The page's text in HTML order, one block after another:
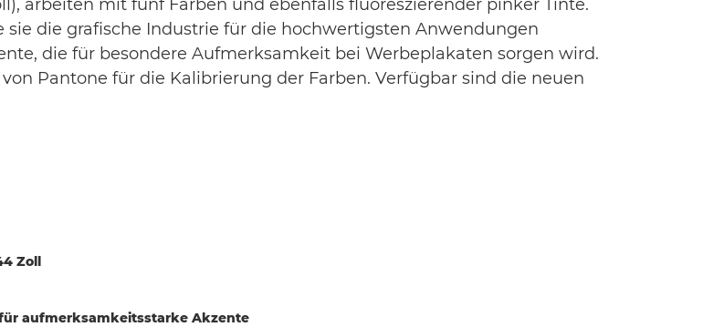
arbeiten mit fünf Farben und ebenfalls fluoreszierender pinker Tinte.
die grafische Industrie für die hochwertigsten Anwendungen
die für besondere Aufmerksamkeit bei Werbeplakaten sorgen wird.
Pantone für die Kalibrierung der Farben. Verfügbar sind die neuen
Zoll
aufmerksamkeitsstarke Akzente